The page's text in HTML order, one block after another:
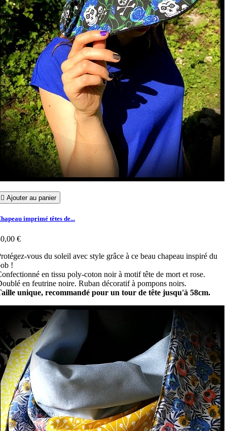
 Ajouter au panier
imprimé têtes de...
€
vous du soleil avec style grâce à ce beau chapeau inspiré du
!
en tissu poly-coton noir à motif tête de mort et rose.
en feutrine noire. Ruban décoratif à pompons noirs.
unique, recommandé pour un tour de tête jusqu'à 58cm.